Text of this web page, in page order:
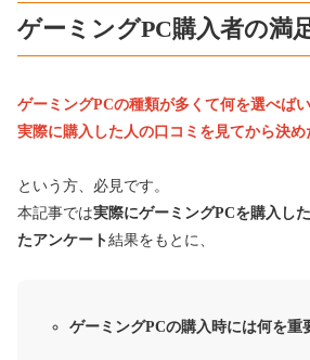
ゲーミングPC購入者の満
ゲーミングPCの種類が多くて何を選べば
実際に購入した人の口コミを見てから決め
という方、必見です。
本記事では実際にゲーミングPCを購入し
たアンケート結果をもとに、
ゲーミングPCの購入時には何を重